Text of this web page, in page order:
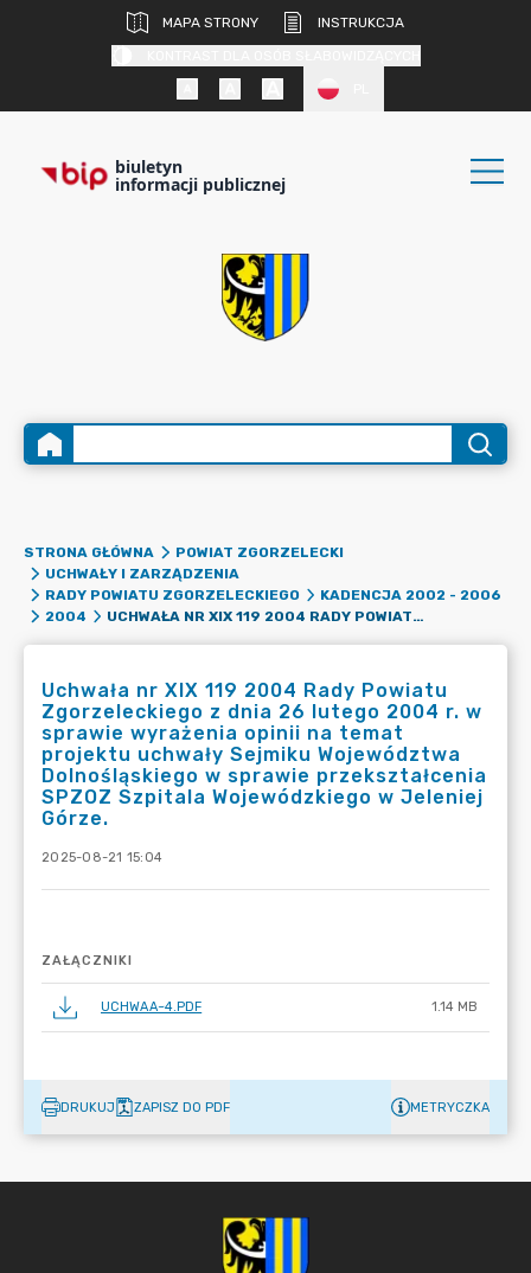
MAPA STRONY
INSTRUKCJA
biuletyn
informacji publicznej
STRONA GŁÓWNA
POWIAT ZGORZELECKI
UCHWAŁY I ZARZĄDZENIA
RADY POWIATU ZGORZELECKIEGO
KADENCJA 2002 - 2006
2004
UCHWAŁA NR XIX 119 2004 RADY POWIATU ZGORZELECKIEGO Z DNIA 26 LUTEGO 2004 R. W SPRAWIE WYRAŻENIA OPINII NA TEMAT PROJEKTU UCHWAŁY SEJMIKU WOJEWÓDZTWA DOLNOŚLĄSKIEGO W SPRAWIE PRZEKSZTAŁCENIA SPZOZ SZPITALA WOJEWÓDZKIEGO W JELENIEJ GÓRZE.
Uchwała nr XIX 119 2004 Rady Powiatu
Zgorzeleckiego z dnia 26 lutego 2004 r. w
sprawie wyrażenia opinii na temat
projektu uchwały Sejmiku Województwa
Dolnośląskiego w sprawie przekształcenia
SPZOZ Szpitala Wojewódzkiego w Jeleniej
Górze.
2025-08-21 15:04
ZAŁĄCZNIKI
UCHWAA~4.PDF 1.14 MB
DRUKUJ ZAPISZ DO PDF METRYCZKA